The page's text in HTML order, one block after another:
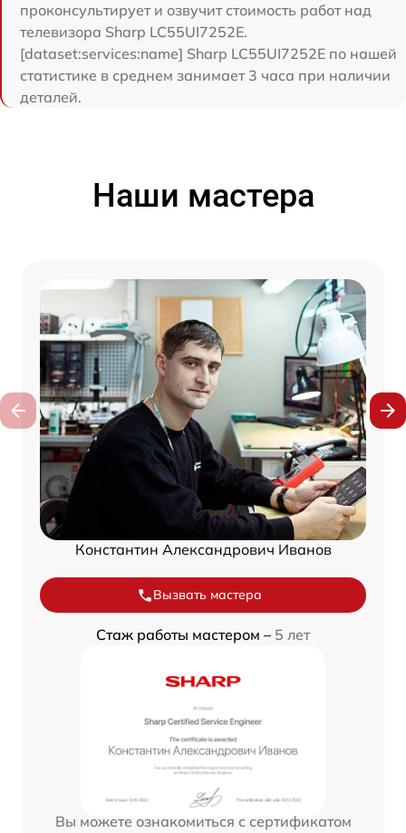
проконсультирует и озвучит стоимость работ над
телевизора Sharp LC55UI7252E.
[dataset:services:name] Sharp LC55UI7252E по нашей
статистике в среднем занимает 3 часа при наличии
деталей.
Наши мастера
Константин Александрович Иванов
Вызвать мастера
Стаж работы мастером – 5 лет
Вы можете ознакомиться с сертификатом